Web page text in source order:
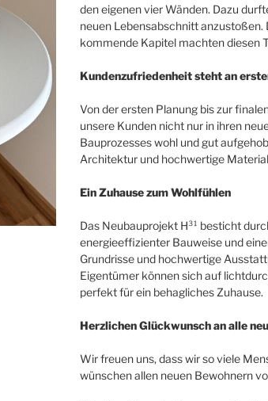
den eigenen vier Wänden. Dazu
neuen Lebensabschnitt anzustoßen.
kommende Kapitel machten diesen
Kundenzufriedenheit steht an
Von der ersten Planung bis zur
unsere Kunden nicht nur in ihren
Bauprozesses wohl und gut
Architektur und hochwertige
Ein Zuhause zum Wohlfühlen
Das Neubauprojekt H³¹ besticht
energieeffizienter Bauweise und
Grundrisse und hochwertige
Eigentümer können sich auf
perfekt für ein behagliches Zuhause.
Herzlichen Glückwunsch an alle
Wir freuen uns, dass wir so viele
wünschen allen neuen Bewohnern